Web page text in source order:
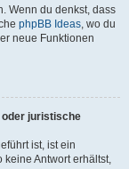
Wenn du denkst, dass
phpBB Ideas, wo du
neue Funktionen
oder juristische
ist, ist ein
keine Antwort erhältst,